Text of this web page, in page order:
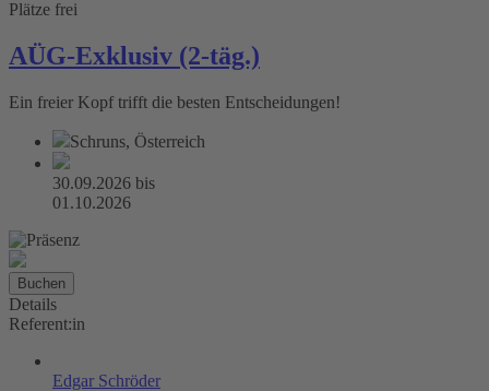
Plätze frei
AÜG-Exklusiv (2-täg.)
Ein freier Kopf trifft die besten Entscheidungen!
Schruns, Österreich
30.09.2026 bis
01.10.2026
Buchen
Details
Referent:in
Edgar Schröder